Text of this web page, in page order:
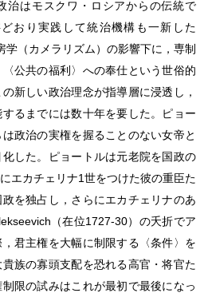
治はモスクワ・ロシアからの伝統で
おり実践して統治機構も一新した
学（カメラリズム）の影響下に，専制
公共の福利〉への奉仕という世俗的
新しい政治理念が指導層に浸透し，
るまでには数十年を要した。ピョー
政治の実権を握ることのない女帝と
した。ピョートルは元老院を国政の
エカチェリナ1世をつけた彼の重臣た
を独占し，さらにエカチェリナのあ
（在位1727-30）の夭折でア
君主権を大幅に制限する〈条件〉を
族の寡頭支配を恐れる高官・将官た
限の試みはこれが最初で最後になっ